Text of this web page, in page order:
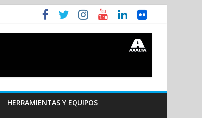
HERRAMIENTAS Y EQUIPOS